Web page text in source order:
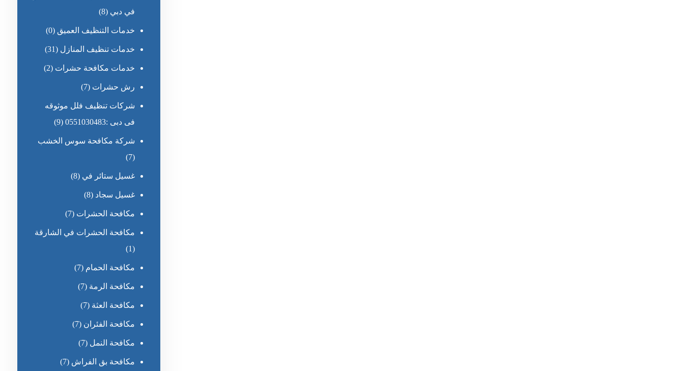
في دبي (8)
خدمات التنظيف العميق (0)
خدمات تنظيف المنازل (31)
خدمات مكافحة حشرات (2)
رش حشرات (7)
شركات تنظيف فلل موثوقه
فى دبى :0551030483
(9)
شركة مكافحة سوس الخشب
(7)
غسيل ستائر في (8)
غسيل سجاد (8)
مكافحة الحشرات (7)
مكافحة الحشرات في الشارقة
(1)
مكافحة الحمام (7)
مكافحة الرمة (7)
مكافحة العثة (7)
مكافحة الفئران (7)
مكافحة النمل (7)
مكافحة بق الفراش (7)